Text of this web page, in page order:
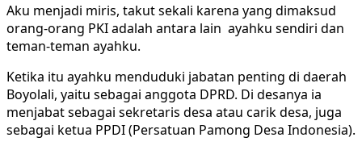
Aku menjadi miris, takut sekali karena yang dimaksud
orang-orang PKI adalah antara lain ayahku sendiri dan
teman-teman ayahku.
Ketika itu ayahku menduduki jabatan penting di daerah
Boyolali, yaitu sebagai anggota DPRD. Di desanya ia
menjabat sebagai sekretaris desa atau carik desa, juga
sebagai ketua PPDI (Persatuan Pamong Desa Indonesia).